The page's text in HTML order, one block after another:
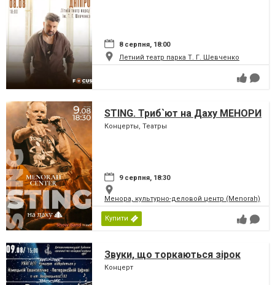
8 серпня, 18:00
Летний театр парка Т. Г. Шевченко
STING. Триб`ют на Даху МЕНОРИ
Концерты, Театры
9 серпня, 18:30
Менора, культурно-деловой центр (Menorah)
Купити
Звуки, що торкаються зірок
Концерт